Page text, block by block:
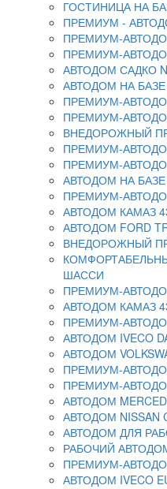
ГОСТИНИЦА НА
ПРЕМИУМ -
ПРЕМИУМ-
ПРЕМИУМ-
АВТОДОМ САДКО
АВТОДОМ НА БАЗЕ
ПРЕМИУМ-
ПРЕМИУМ-
ВНЕДОРОЖНЫЙ
ПРЕМИУМ-
ПРЕМИУМ-
АВТОДОМ НА БАЗЕ
ПРЕМИУМ-
АВТОДОМ КАМАЗ
АВТОДОМ FORD
ВНЕДОРОЖНЫЙ
ШАССИ
ПРЕМИУМ-АВТОДОМ
АВТОДОМ КАМАЗ
ПРЕМИУМ-
АВТОДОМ IVECO
АВТОДОМ
ПРЕМИУМ-
ПРЕМИУМ-
АВТОДОМ
АВТОДОМ NISSAN
АВТОДОМ ДЛЯ
РАБОЧИЙ
ПРЕМИУМ-
АВТОДОМ IVECO